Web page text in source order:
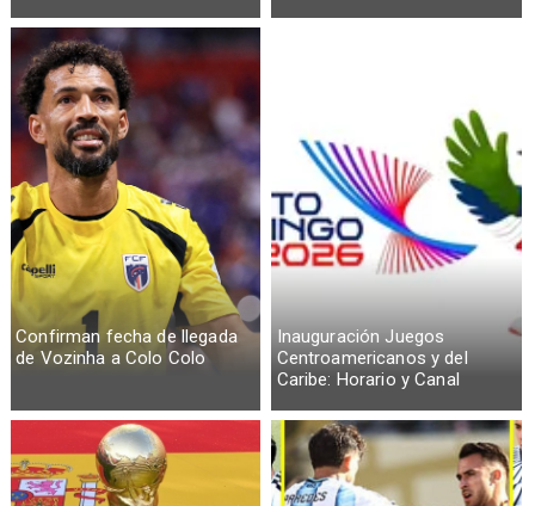
Confirman fecha de llegada
de Vozinha a Colo Colo
Inauguración Juegos
Centroamericanos y del
Caribe: Horario y Canal